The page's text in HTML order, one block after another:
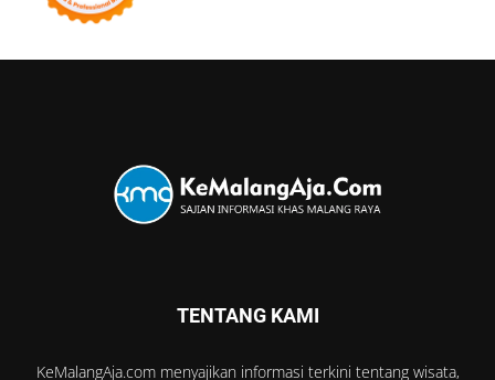
TENTANG KAMI
KeMalangAja.com menyajikan informasi terkini tentang wisata,